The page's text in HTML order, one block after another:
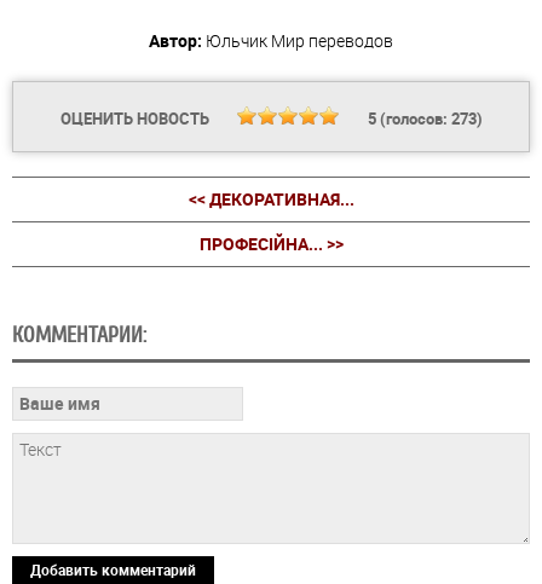
Автор: Юльчик Мир переводов
ОЦЕНИТЬ НОВОСТЬ 5(голосов: 273)
<< ДЕКОРАТИВНАЯ...
ПРОФЕСІЙНА... >>
КОММЕНТАРИИ:
Добавить комментарий